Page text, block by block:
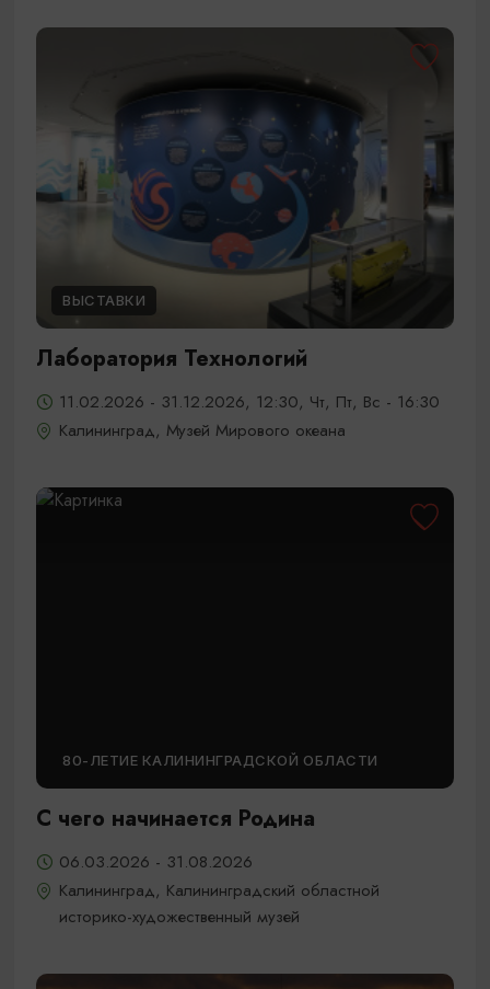
ВЫСТАВКИ
Лаборатория Технологий
11.02.2026 - 31.12.2026, 12:30, Чт, Пт, Вс - 16:30
Калининград, Музей Мирового океана
80-ЛЕТИЕ КАЛИНИНГРАДСКОЙ ОБЛАСТИ
С чего начинается Родина
06.03.2026 - 31.08.2026
Калининград, Калининградский областной
историко-художественный музей